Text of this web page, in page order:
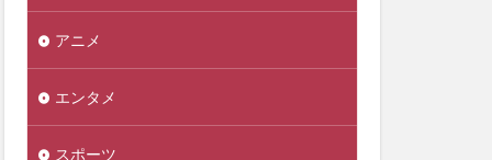
アニメ
エンタメ
スポーツ